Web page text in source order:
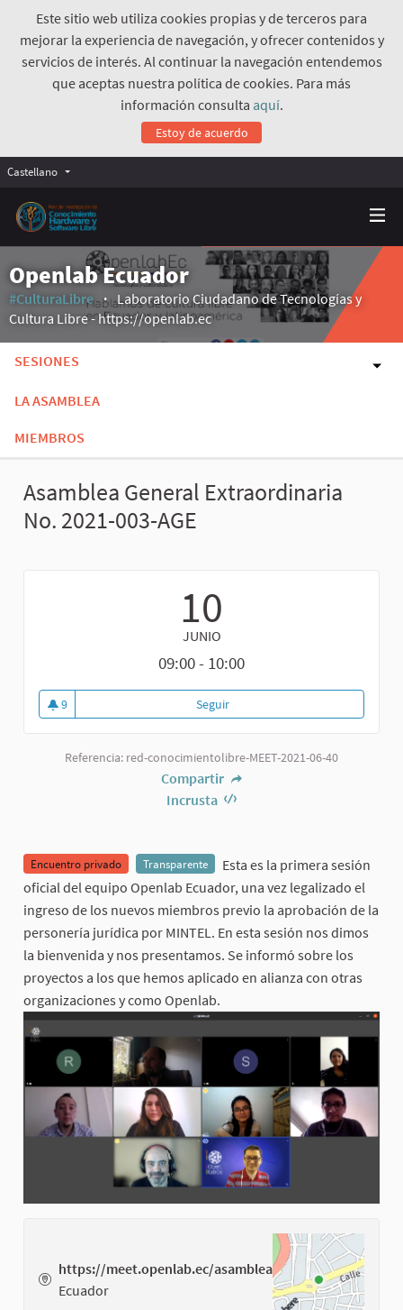
Este sitio web utiliza cookies propias y de terceros para
mejorar la experiencia de navegación, y ofrecer contenidos y
servicios de interés. Al continuar la navegación entendemos
que aceptas nuestra política de cookies. Para más
información consulta aquí.
Estoy de acuerdo
Castellano
Openlab Ecuador
#CulturaLibre
Laboratorio Ciudadano de Tecnologías y
Cultura Libre - https://openlab.ec
SESIONES
LA ASAMBLEA
MIEMBROS
Asamblea General Extraordinaria
No. 2021-003-AGE
10
JUNIO
09:00 - 10:00
9 Seguir
Referencia: red-conocimientolibre-MEET-2021-06-40
Compartir
Incrusta
Encuentro privado Transparente
Esta es la primera sesión
oficial del equipo Openlab Ecuador, una vez legalizado el
ingreso de los nuevos miembros previo la aprobación de la
personería jurídica por MINTEL. En esta sesión nos dimos
la bienvenida y nos presentamos. Se informó sobre los
proyectos a los que hemos aplicado en alianza con otras
organizaciones y como Openlab.
https://meet.openlab.ec/asamblea
Ecuador